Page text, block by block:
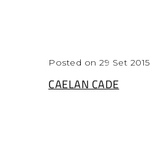
Posted on 29 Set 2015
CAELAN CADE